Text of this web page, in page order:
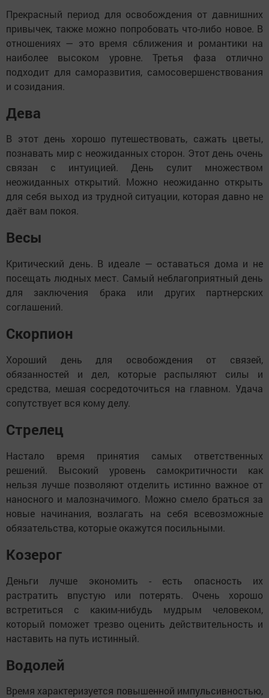
Прекрасный период для освобождения от давнишних
привычек, также можно попробовать что-либо новое. В
отношениях — это время сближения и романтики на
наиболее высоком уровне. Третья фаза отлично
подходит для саморазвития, самосовершенствования
и созидания.
Дева
В этот день хорошо путешествовать, сажать цветы,
познавать мир с неожиданных сторон. Этот день очень
связан с интуицией. День сулит множеством
неожиданных открытий. Можно неожиданно открыть
для себя выход из трудной ситуации, которая давно не
даёт вам покоя.
Весы
Критический день. В идеале — оставаться дома и не
посещать людных мест. Самый неблагоприятный день
для заключения брака или других партнерских
соглашений.
Скорпион
Хороший день для освобождения от связей,
обязанностей и дел, которые распыляют силы и
средства, мешая сосредоточиться на главном. Удача
сопутствует вся кому делу.
Стрелец
Настало время принятия самых ответственных
решений. Высокий уровень самокритичности как
нельзя лучше позволяют отделить истинно важное от
наносного и малозначимого. Можно смело браться за
новые начинания, возлагать на себя всевозможные
обязательства, которые окажутся посильными.
Козерог
Деньги лучше экономить - есть опасность их
растратить впустую или потерять. Очень хорошо
встретиться с каким-нибудь мудрым человеком,
который поможет трезво оценить действительность и
наставить на путь истинный.
Водолей
Время характеризуется повышенной импульсивностью,